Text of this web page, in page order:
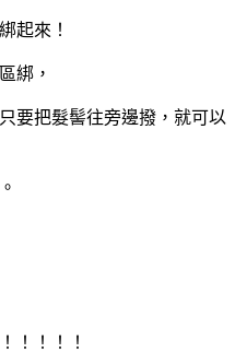
起來！
綁，
要把髮髻往旁邊撥，就可以
！！！！